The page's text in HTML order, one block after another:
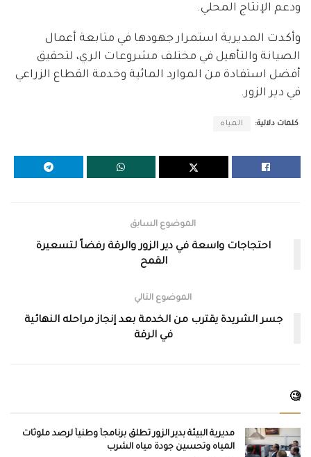
ودعم الإنتاج المحلي.
وأكدت المديرية استمرار جهودها في متابعة أعمال
الصيانة والتأهيل في مختلف مشروعات الري، لتحقيق
أفضل استفادة من الموارد المائية وخدمة القطاع الزراعي
في دير الزور.
كلمات دلالية: المياه
الموضوع السابق
احتجاجات واسعة في دير الزور والرقة رفضاً لتسعيرة
القمح
الموضوع التالي
جسر الشريدة يقترب من الخدمة بعد إنجاز مراحله النهائية
في الرقة
🧐
مديرية البيئة بدير الزور تطلق برنامجاً وطنياً لرصد ملوثات
المياه وتحسين جودة مياه الشرب